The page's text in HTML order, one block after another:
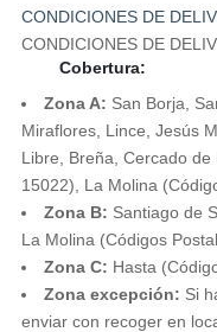
CONDICIONES DE
CONDICIONES DE
Cobertura:
Zona A: San Borja,
Miraflores, Lince, Jesús
Libre, Breña, Cercado de
15022), La Molina
Zona B: Santiago de
La Molina (Códigos
Zona C: Hasta
Zona excepción: Si
enviar con recoger en